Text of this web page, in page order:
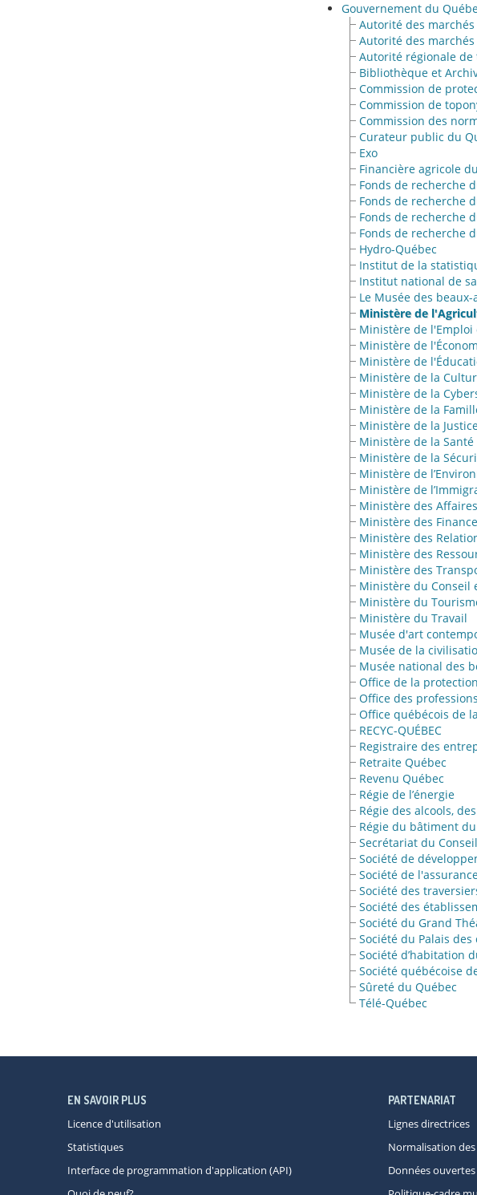
Gouvernement du
Autorité des
Autorité des
Autorité régionale
Bibliothèque et
Commission de
Commission de
Commission des
Curateur public du
Exo
Financière agricole
Fonds de recherche
Fonds de recherche
Fonds de recherche
Fonds de recherche
Hydro-Québec
Institut de la
Institut national de
Le Musée des
Ministère de
Ministère de
Ministère de
Ministère de
Ministère de la
Ministère de la
Ministère de la
Ministère de la
Ministère de la
Ministère de la
Ministère de
Ministère de
Ministère des
Ministère des
Ministère des
Ministère des
Ministère des
Ministère du Conseil
Ministère du
Ministère du Travail
Musée d'art
Musée de la
Musée national des
Office de la
Office des
Office québécois de
RECYC-QUÉBEC
Registraire des
Retraite Québec
Revenu Québec
Régie de l’énergie
Régie des alcools,
Régie du bâtiment
Secrétariat du
Société de
Société de
Société des
Société des
Société du Grand
Société du Palais
Société d’habitation
Société québécoise
Sûreté du Québec
Télé-Québec
EN SAVOIR PLUS
Licence d'utilisation
Statistiques
Interface de programmation d'application (API)
PARTENARIAT
Lignes directrices
Normalisation
Données